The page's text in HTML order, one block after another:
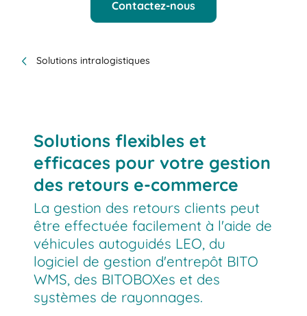
Contactez-nous
Solutions intralogistiques
Solutions flexibles et
efficaces pour votre gestion
des retours e-commerce
La gestion des retours clients peut
être effectuée facilement à l'aide de
véhicules autoguidés LEO, du
logiciel de gestion d'entrepôt BITO
WMS, des BITOBOXes et des
systèmes de rayonnages.